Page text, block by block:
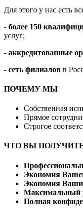
Для этого у нас есть
- более 150
услуг;
- аккредитованные
- сеть филиалов в
ПОЧЕМУ МЫ
Собственная
Прямое
Строгое
ЧТО ВЫ
Экономия
Экономия
Максимальный
Полная